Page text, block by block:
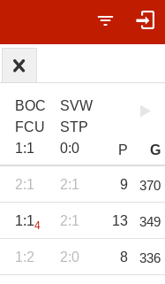
BOC
FCU
1:1
SVW
STP
0:0 P G
2:1 2:1 9 370
1:14 2:1 13 349
1:2 2:0 8 336